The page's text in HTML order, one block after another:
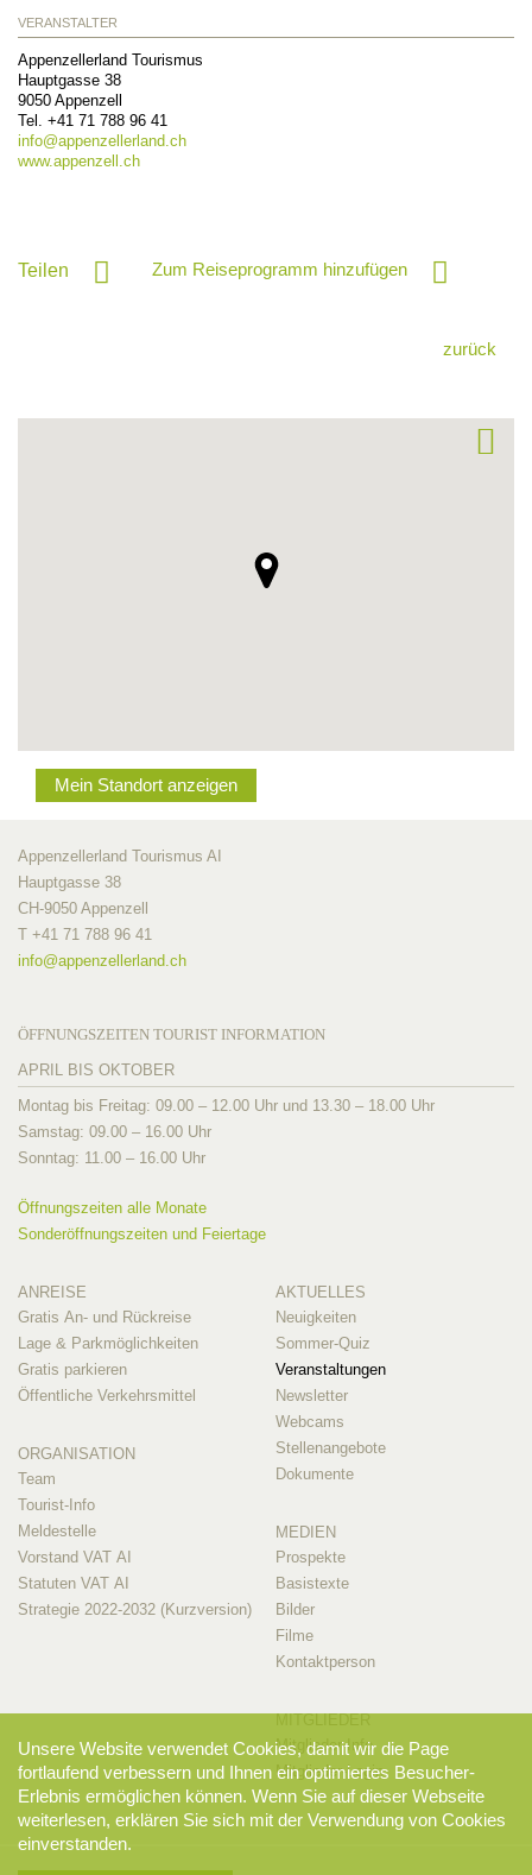
VERANSTALTER
Appenzellerland Tourismus
Hauptgasse 38
9050 Appenzell
Tel. +41 71 788 96 41
info@appenzellerland.ch
www.appenzell.ch
Teilen Zum Reiseprogramm hinzufügen
zurück
Mein Standort anzeigen
Appenzellerland Tourismus AI
Hauptgasse 38
CH-9050 Appenzell
T +41 71 788 96 41
info@appenzellerland.ch
ÖFFNUNGSZEITEN TOURIST INFORMATION
APRIL BIS OKTOBER
Montag bis Freitag: 09.00 – 12.00 Uhr und 13.30 – 18.00 Uhr
Samstag: 09.00 – 16.00 Uhr
Sonntag: 11.00 – 16.00 Uhr
Öffnungszeiten alle Monate
Sonderöffnungszeiten und Feiertage
ANREISE
Gratis An- und Rückreise
Lage & Parkmöglichkeiten
Gratis parkieren
Öffentliche Verkehrsmittel
ORGANISATION
Team
Tourist-Info
Meldestelle
Vorstand VAT AI
Statuten VAT AI
Strategie 2022-2032 (Kurzversion)
AKTUELLES
Neuigkeiten
Sommer-Quiz
Veranstaltungen
Newsletter
Webcams
Stellenangebote
Dokumente
MEDIEN
Prospekte
Basistexte
Bilder
Filme
Kontaktperson
Mitglieder-Info
Mitglieder-Login
Unsere Website verwendet Cookies, damit wir die Page
fortlaufend verbessern und Ihnen ein optimiertes Besucher-
Erlebnis ermöglichen können. Wenn Sie auf dieser Webseite
weiterlesen, erklären Sie sich mit der Verwendung von Cookies
einverstanden.